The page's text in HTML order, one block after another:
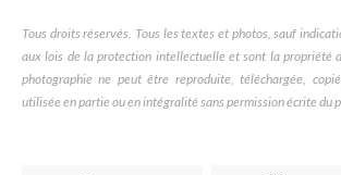
Tous droits réservés. Tous les textes et photos, sauf
aux lois de la protection intellectuelle et sont la propriété
photographie ne peut être reproduite, téléchargée,
utilisée en partie ou en intégralité sans permission écrite du